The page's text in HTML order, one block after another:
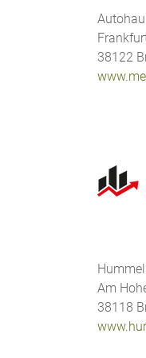
38122
Am
38118